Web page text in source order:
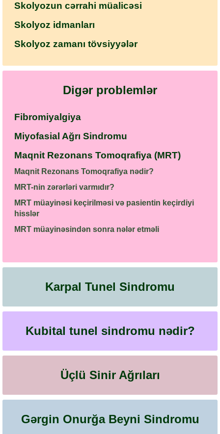
Skolyozun cərrahi müalicəsi
Skolyoz idmanları
Skolyoz zamanı tövsiyyələr
Digər problemlər
Fibromiyalgiya
Miyofasial Ağrı Sindromu
Maqnit Rezonans Tomoqrafiya (MRT)
Maqnit Rezonans Tomoqrafiya nədir?
MRT-nin zərərləri varmıdır?
MRT müayinəsi keçirilməsi və pasientin keçirdiyi
hisslər
MRT müayinəsindən sonra nələr etməli
Karpal Tunel Sindromu
Kubital tunel sindromu nədir?
Üçlü Sinir Ağrıları
Gərgin Onurğa Beyni Sindromu